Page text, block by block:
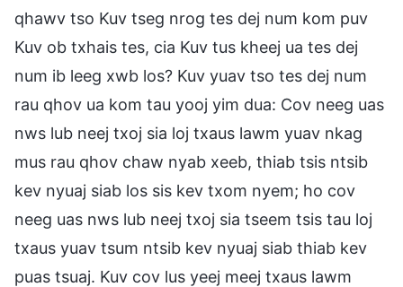
qhawv tso Kuv tseg nrog tes dej num kom puv
Kuv ob txhais tes, cia Kuv tus kheej ua tes dej
num ib leeg xwb los? Kuv yuav tso tes dej num
rau qhov ua kom tau yooj yim dua: Cov neeg uas
nws lub neej txoj sia loj txaus lawm yuav nkag
mus rau qhov chaw nyab xeeb, thiab tsis ntsib
kev nyuaj siab los sis kev txom nyem; ho cov
neeg uas nws lub neej txoj sia tseem tsis tau loj
txaus yuav tsum ntsib kev nyuaj siab thiab kev
puas tsuaj. Kuv cov lus yeej meej txaus lawm